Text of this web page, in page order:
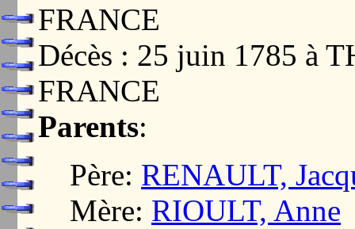
FRANCE
Décès : 25 juin 1785 à
FRANCE
Parents:
Père: RENAULT,
Mère: RIOULT, Anne